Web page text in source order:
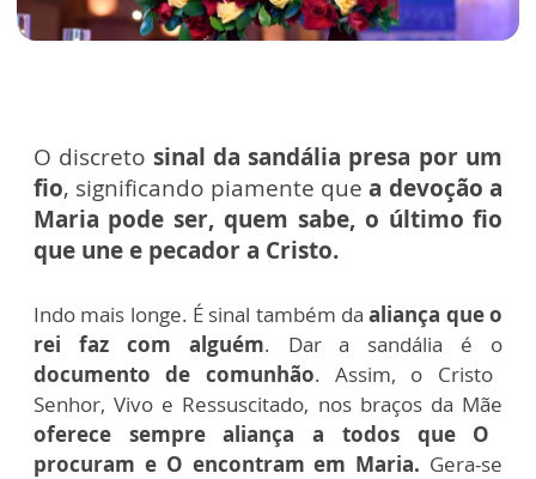
O discreto sinal da sandália presa por um
fio, significando piamente que a devoção a
Maria pode ser, quem sabe, o último fio
que une e pecador a Cristo.
Indo mais longe. É sinal também daaliança que o
rei faz com alguém. Dar a sandália é o
documento de comunhão. Assim, o Cristo
Senhor, Vivo e Ressuscitado, nos braços da Mãe
oferece sempre aliança a todos que O
procuram e O encontram em Maria. Gera-se